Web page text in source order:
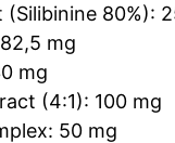
80%):
mg
mg
(4:1): 100 mg
50 mg